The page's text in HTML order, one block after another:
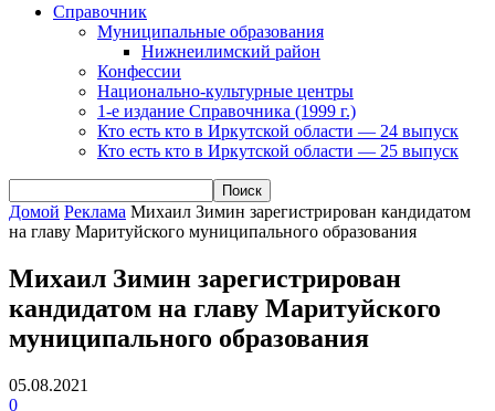
Справочник
Муниципальные образования
Нижнеилимский район
Конфессии
Национально-культурные центры
1-е издание Справочника (1999 г.)
Кто есть кто в Иркутской области — 24 выпуск
Кто есть кто в Иркутской области — 25 выпуск
Домой Реклама Михаил Зимин зарегистрирован кандидатом
на главу Маритуйского муниципального образования
Михаил Зимин зарегистрирован
кандидатом на главу Маритуйского
муниципального образования
05.08.2021
0